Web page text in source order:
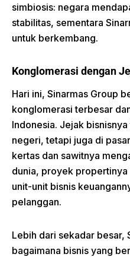
simbiosis: negara
stabilitas, sementara
untuk berkembang.
Konglomerasi dengan
Hari ini, Sinarmas Group
konglomerasi terbesar
Indonesia. Jejak
negeri, tetapi juga di
kertas dan sawitnya
dunia, proyek
unit-unit bisnis
pelanggan.
Lebih dari sekadar besar,
bagaimana bisnis yang